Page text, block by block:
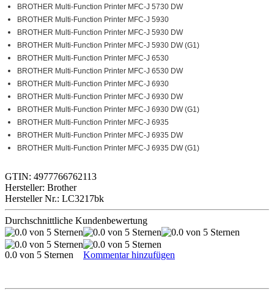
BROTHER Multi-Function Printer MFC-J 5730 DW
BROTHER Multi-Function Printer MFC-J 5930
BROTHER Multi-Function Printer MFC-J 5930 DW
BROTHER Multi-Function Printer MFC-J 5930 DW (G1)
BROTHER Multi-Function Printer MFC-J 6530
BROTHER Multi-Function Printer MFC-J 6530 DW
BROTHER Multi-Function Printer MFC-J 6930
BROTHER Multi-Function Printer MFC-J 6930 DW
BROTHER Multi-Function Printer MFC-J 6930 DW (G1)
BROTHER Multi-Function Printer MFC-J 6935
BROTHER Multi-Function Printer MFC-J 6935 DW
BROTHER Multi-Function Printer MFC-J 6935 DW (G1)
GTIN: 4977766762113
Hersteller: Brother
Hersteller Nr.: LC3217bk
Durchschnittliche Kundenbewertung
0.0 von 5 Sternen Kommentar hinzufügen